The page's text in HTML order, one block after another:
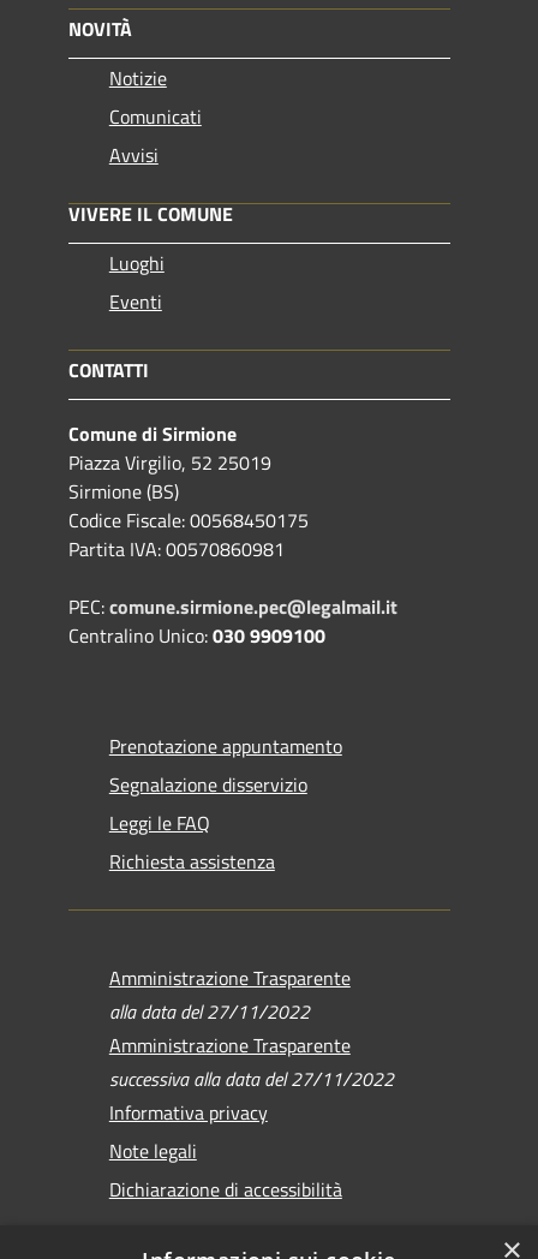
NOVITÀ
Notizie
Comunicati
Avvisi
VIVERE IL COMUNE
Luoghi
Eventi
CONTATTI
Comune di Sirmione
Piazza Virgilio, 52 25019
Sirmione (BS)
Codice Fiscale: 00568450175
Partita IVA: 00570860981
PEC:comune.sirmione.pec@legalmail.it
Centralino Unico:030 9909100
Prenotazione appuntamento
Segnalazione disservizio
Leggi le FAQ
Richiesta assistenza
Amministrazione Trasparente
alla data del 27/11/2022
Amministrazione Trasparente
successiva alla data del 27/11/2022
Informativa privacy
Note legali
Dichiarazione di accessibilità
×